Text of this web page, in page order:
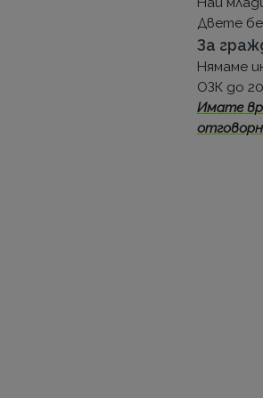
Двете
За
Нямаме
ОЗК до
Имате